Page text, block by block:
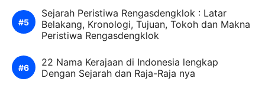
Sejarah Peristiwa Rengasdengklok : Latar
Belakang, Kronologi, Tujuan, Tokoh dan Makna
Peristiwa Rengasdengklok
22 Nama Kerajaan di Indonesia lengkap
Dengan Sejarah dan Raja-Raja nya